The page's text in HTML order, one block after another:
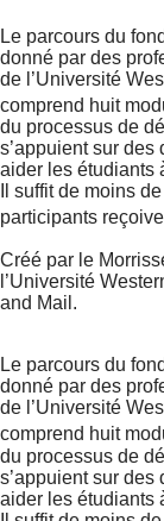
Le parcours du
donné par des
de l’Université
comprend huit
du processus de
s’appuient sur
aider les étudiants
Il suffit de moins
participants
Créé par le
l’Université
and Mail.
Le parcours du
donné par des
de l’Université
comprend huit
du processus de
s’appuient sur
aider les étudiants